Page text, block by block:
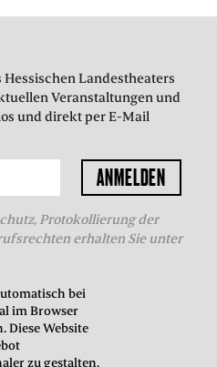
bei
im Browser
Diese Website
zu gestalten.
Landestheaters
Veranstaltungen und
und direkt per E-Mail
Protokollierung der
erhalten Sie unter